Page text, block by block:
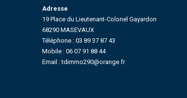
Adresse
19 Place du Lieutenant-Colonel Gayardon
68290 MASEVAUX
Téléphone : 03 89 37 87 43
Mobile : 06 07 91 88 44
Email : tdimmo290@orange.fr